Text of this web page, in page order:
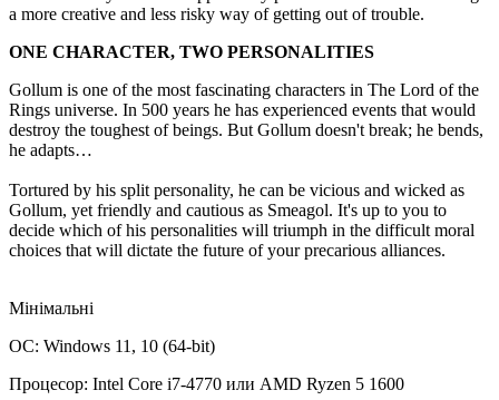
a more creative and less risky way of getting out of trouble.
ONE CHARACTER, TWO PERSONALITIES
Gollum is one of the most fascinating characters in The Lord of the
Rings universe. In 500 years he has experienced events that would
destroy the toughest of beings. But Gollum doesn't break; he bends,
he adapts…
Tortured by his split personality, he can be vicious and wicked as
Gollum, yet friendly and cautious as Smeagol. It's up to you to
decide which of his personalities will triumph in the difficult moral
choices that will dictate the future of your precarious alliances.
Мінімальні
ОС: Windows 11, 10 (64-bit)
Процесор: Intel Core i7-4770 или AMD Ryzen 5 1600